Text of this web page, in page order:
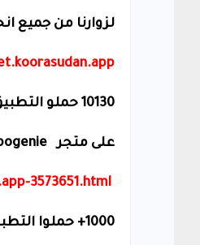
لزوارنا من جميع
10130 حملو التطبيق
على متجرmobogenie
3573651.html
1000+ حملوا التطبيق